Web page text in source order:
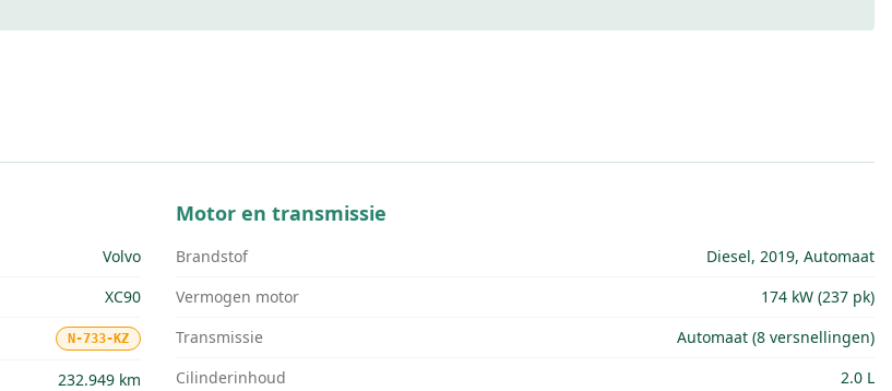
Volvo
XC90
N-733-KZ
232.949 km
Motor en transmissie
Brandstof
Diesel, 2019, Automaat
Vermogen motor
174 kW (237 pk)
Transmissie
Automaat (8 versnellingen)
Cilinderinhoud
2.0 L